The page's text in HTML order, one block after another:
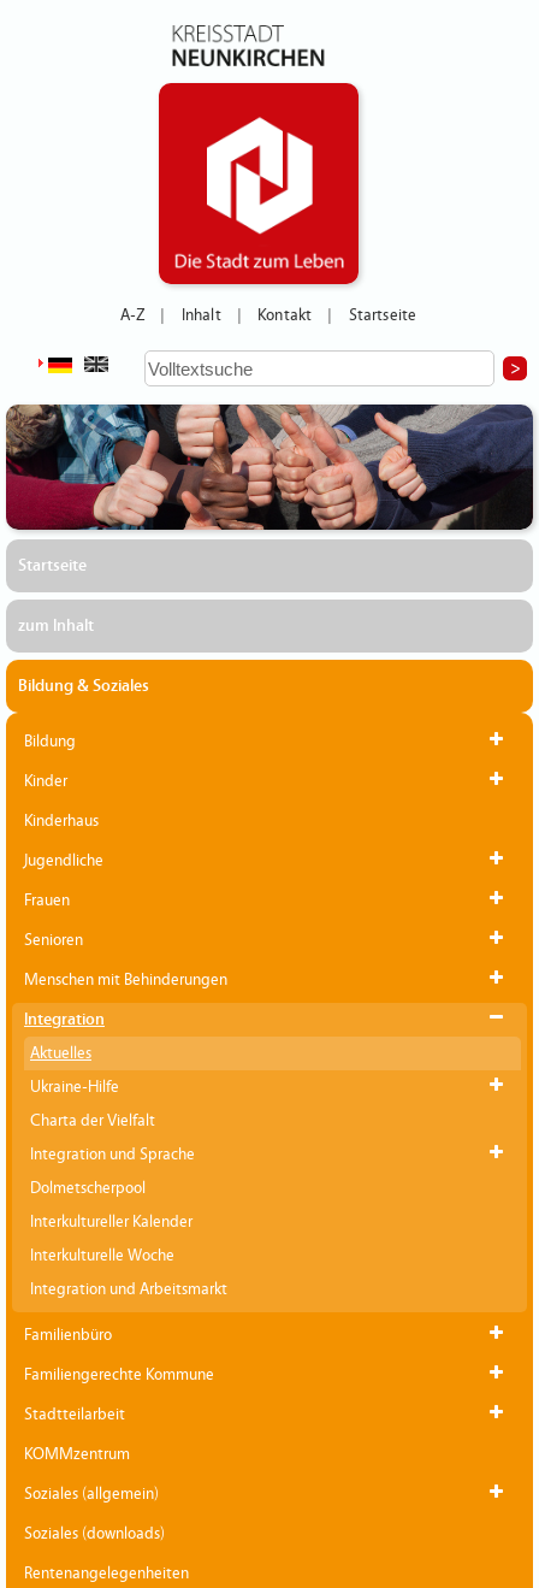
A-Z Inhalt Kontakt Startseite
Startseite
zum Inhalt
Bildung & Soziales
Bildung
Kinder
Kinderhaus
Jugendliche
Frauen
Senioren
Menschen mit Behinderungen
Integration
Aktuelles
Ukraine-Hilfe
Charta der Vielfalt
Integration und Sprache
Dolmetscherpool
Interkultureller Kalender
Interkulturelle Woche
Integration und Arbeitsmarkt
Familienbüro
Familiengerechte Kommune
Stadtteilarbeit
KOMMzentrum
Soziales (allgemein)
Soziales (downloads)
Rentenangelegenheiten